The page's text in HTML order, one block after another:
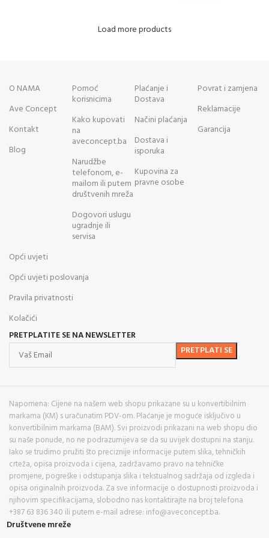
Load more products
O NAMA
Ave Concept
Kontakt
Blog
Pomoć
korisnicima
Kako kupovati
na
aveconcept.ba
Narudžbe
telefonom, e-
mailom ili putem
društvenih mreža
Dogovori uslugu
ugradnje ili
servisa
Plaćanje i
Dostava
Načini plaćanja
Dostava i
isporuka
Kupovina za
pravne osobe
Povrat i zamjena
Reklamacije
Garancija
Opći uvjeti
Opći uvjeti poslovanja
Pravila privatnosti
Kolačići
PRETPLATITE SE NA NEWSLETTER
Napomena: Cijene na našem web shopu prikazane su u konvertibilnim
markama (KM) s uračunatim PDV-om. Plaćanje je moguće isključivo u
konvertibilnim markama (BAM). Svi proizvodi prikazani na web shopu dio
su naše ponude, no ne podrazumijeva se da su uvijek dostupni na stanju.
Iako se trudimo pružiti što preciznije informacije putem slika, tehničkih
crteža, opisa proizvoda i cijena, zadržavamo pravo na tehničke
promjene, pogreške i odstupanja slika i tekstualnog sadržaja od izgleda i
opisa originalnih proizvoda. Za sve informacije o dostupnosti proizvoda i
njihovim specifikacijama, slobodno nas kontaktirajte na broj telefona
+387 63 836 340 ili putem e-mail adrese: info@aveconcept.ba.
Društvene mreže